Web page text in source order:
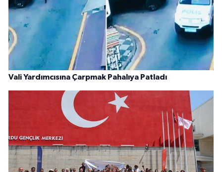
Vali Yardımcısına Çarpmak Pahalıya Patladı